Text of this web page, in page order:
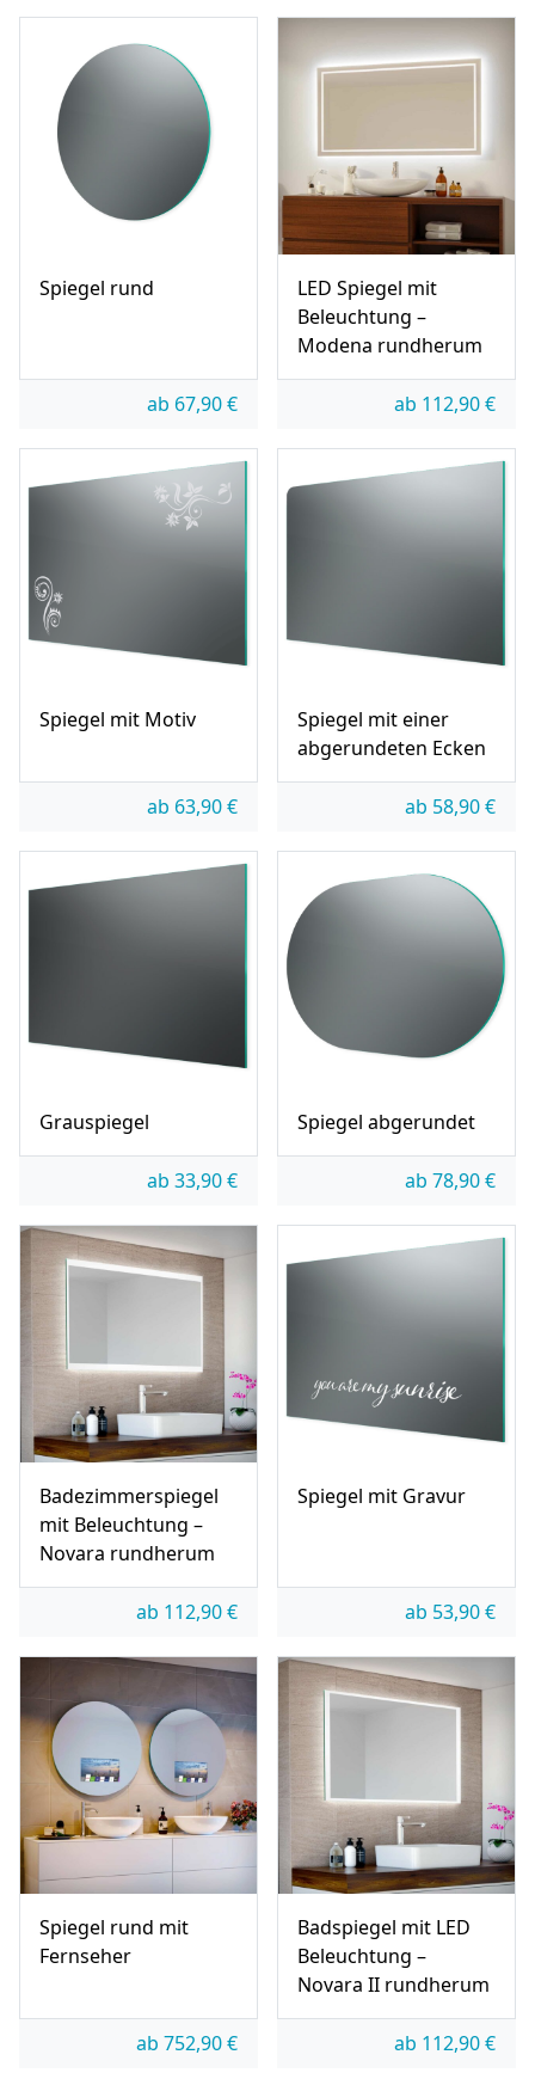
Spiegel rund
ab 67,90€
LED Spiegel mit
Beleuchtung –
Modena rundherum
ab 112,90€
Spiegel mit Motiv
ab 63,90€
Spiegel mit einer
abgerundeten Ecken
ab 58,90€
Grauspiegel
ab 33,90€
Spiegel abgerundet
ab 78,90€
Badezimmerspiegel
mit Beleuchtung –
Novara rundherum
ab 112,90€
Spiegel mit Gravur
ab 53,90€
Spiegel rund mit
Fernseher
ab 752,90€
Badspiegel mit LED
Beleuchtung –
Novara II rundherum
ab 112,90€